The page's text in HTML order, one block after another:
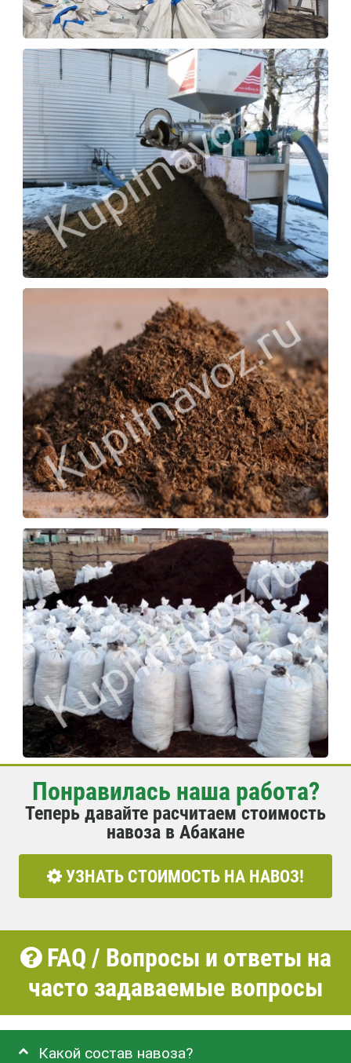
Понравилась наша работа?
Теперь давайте расчитаем стоимость
навоза в Абакане
УЗНАТЬ СТОИМОСТЬ НА НАВОЗ!
FAQ / Вопросы и ответы на
часто задаваемые вопросы
Какой состав навоза?